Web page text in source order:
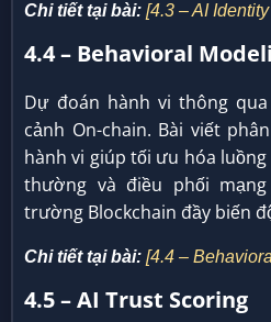
Chi tiết tại bài: [4.3 – AI
4.4 – Behavioral
Dự đoán hành vi thông
cảnh On-chain. Bài viết
hành vi giúp tối ưu hóa
thường và điều phối
trường Blockchain đầy biến
Chi tiết tại bài: [4.4 –
4.5 – AI Trust Scoring